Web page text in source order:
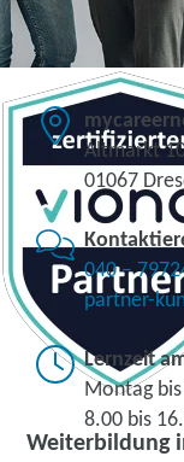
Weiterbildung
Altmarkt
01067
040 –
partner-
Lernzeit
Montag
8.00 bis